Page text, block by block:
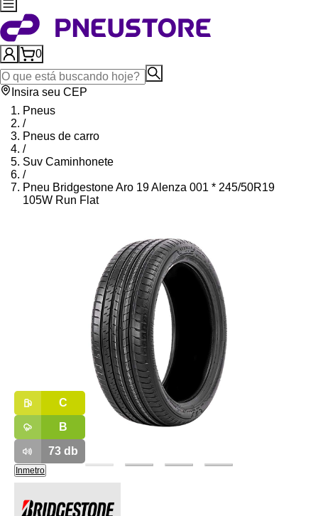
0
Insira seu CEP
Pneus
/
Pneus de carro
/
Suv Caminhonete
/
Pneu Bridgestone Aro 19 Alenza 001 * 245/50R19
105W Run Flat
C
B
73db
Inmetro